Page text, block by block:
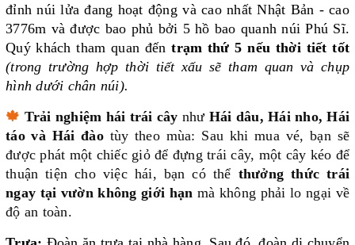
đỉnh núi lửa đang hoạt động và cao nhất Nhật Bản - cao
3776m và được bao phủ bởi 5 hồ bao quanh núi Phú Sĩ.
Quý khách tham quan đếntrạm thứ 5 nếu thời tiết tốt
(trong trường hợp thời tiết xấu sẽ tham quan và chụp
hình dưới chân núi).
🍁 Trải nghiệm hái trái cây như Hái dâu, Hái nho, Hái
táo và Hái đàotùy theo mùa: Sau khi mua vé, bạn sẽ
được phát một chiếc giỏ để đựng trái cây, một cây kéo để
thuận tiện cho việc hái, bạn có thể thưởng thức trái
ngay tại vườn không giới hạn mà không phải lo ngại về
độ an toàn.